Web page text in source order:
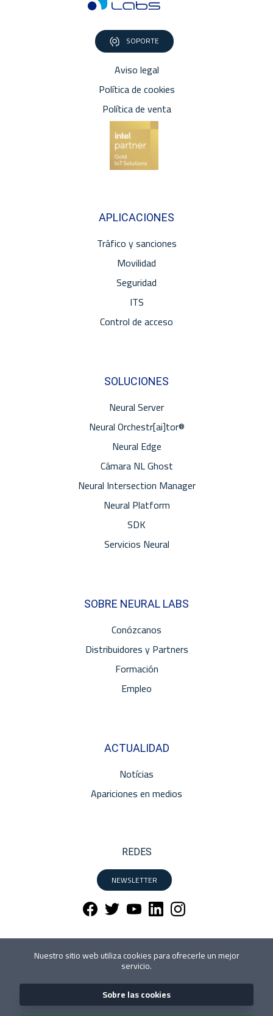
SOPORTE
Aviso legal
Política de cookies
Política de venta
APLICACIONES
Tráfico y sanciones
Movilidad
Seguridad
ITS
Control de acceso
SOLUCIONES
Neural Server
Neural Orchestr[ai]tor®
Neural Edge
Cámara NL Ghost
Neural Intersection Manager
Neural Platform
SDK
Servicios Neural
SOBRE NEURAL LABS
Conózcanos
Distribuidores y Partners
Formación
Empleo
ACTUALIDAD
Notícias
Apariciones en medios
REDES
NEWSLETTER
© Neural Labs 2018 | Carrer d'Altimira 48 PL2 08290 -
Cerdanyola del Valles. Barcelona - España | Tel.+34
Nuestro sitio web utiliza cookies para ofrecerle un mejor
servicio.
Sobre las cookies